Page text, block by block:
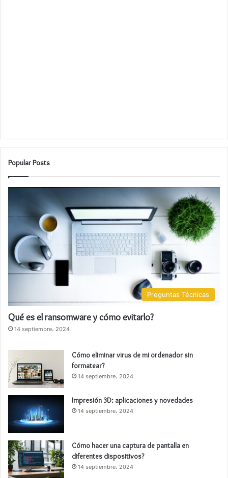
Popular Posts
Preguntas Técnicas
Qué es el ransomware y cómo evitarlo?
14 septiembre، 2024
Cómo eliminar virus de mi ordenador sin
formatear?
14 septiembre، 2024
Impresión 3D: aplicaciones y novedades
14 septiembre، 2024
Cómo hacer una captura de pantalla en
diferentes dispositivos?
14 septiembre، 2024